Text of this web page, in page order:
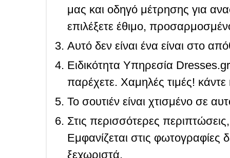
μας και οδηγό μέτρησης για
επιλέξετε έθιμο,
Αυτό δεν είναι ένα είναι στο
Ειδικότητα Υπηρεσία
παρέχετε. Χαμηλές τιμές! κάντε
Το σουτιέν είναι χτισμένο σε
Στις περισσότερες
Εμφανίζεται στις φωτογραφίες
ξεχωριστά.